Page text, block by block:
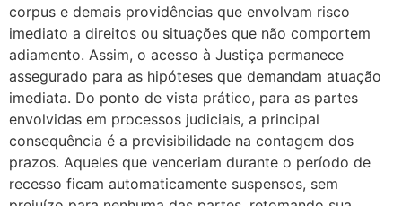
corpus e demais providências que envolvam risco
imediato a direitos ou situações que não comportem
adiamento. Assim, o acesso à Justiça permanece
assegurado para as hipóteses que demandam atuação
imediata. Do ponto de vista prático, para as partes
envolvidas em processos judiciais, a principal
consequência é a previsibilidade na contagem dos
prazos. Aqueles que venceriam durante o período de
recesso ficam automaticamente suspensos, sem